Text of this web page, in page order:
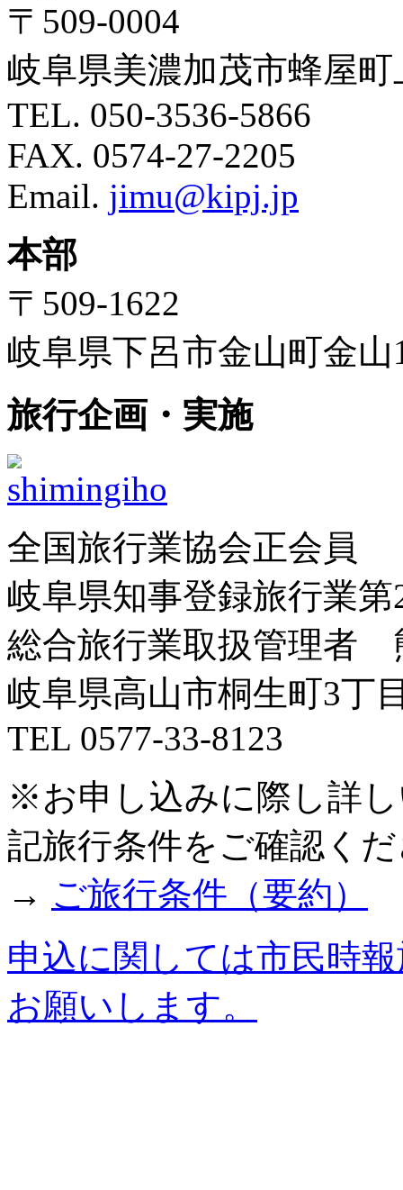
〒 509-0004
岐阜県美濃加茂市蜂屋町
TEL. 050-3536-5866
FAX. 0574-27-2205
Email. jimu@kipj.jp
本部
〒 509-1622
岐阜県下呂市金山町金山
旅行企画・実施
全国旅行業協会正会員
岐阜県知事登録旅行業第
総合旅行業取扱管理者
岐阜県高山市桐生町3丁
TEL 0577-33-8123
※お申し込みに際し詳
記旅行条件をご確認く
→ ご旅行条件（要約）
申込に関しては市民時
お願いします。